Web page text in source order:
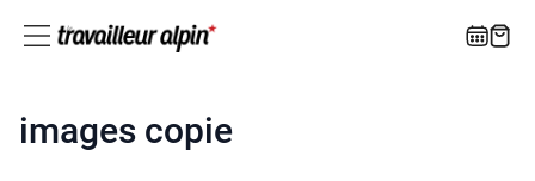
images copie